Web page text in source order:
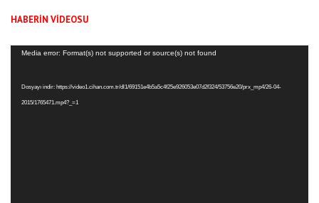
HABERİN VİDEOSU
Video
Media error: Format(s) not supported or source(s) not found
Dosyayı indir: https://video1.cihan.com.tr/dl1/69151e4b5a5c4f25e926053e07d2f324/53756e20/prx_mp4/26-04-
2015/1765471.mp4?_=1